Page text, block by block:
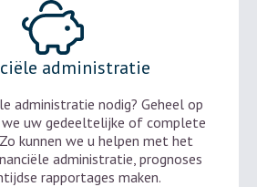
administratie
administratie nodig? Geheel op
uw gedeeltelijke of complete
kunnen we u helpen met het
administratie, prognoses
rapportages maken.